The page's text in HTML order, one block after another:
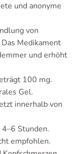
und anonyme
von
Medikament
und erhöht
100 mg.
Gel.
innerhalb von
Stunden.
empfohlen.